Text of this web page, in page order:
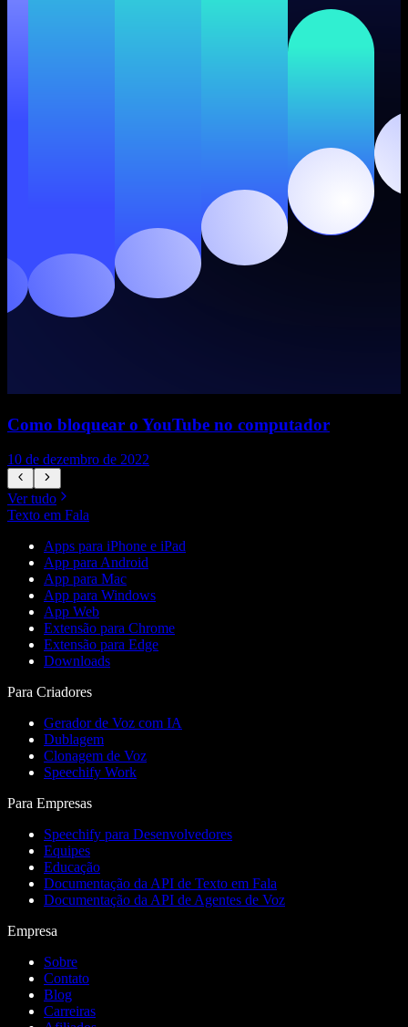
Como bloquear o YouTube no computador
10 de dezembro de 2022
Ver tudo
Texto em Fala
Apps para iPhone e iPad
App para Android
App para Mac
App para Windows
App Web
Extensão para Chrome
Extensão para Edge
Downloads
Para Criadores
Gerador de Voz com IA
Dublagem
Clonagem de Voz
Speechify Work
Para Empresas
Speechify para Desenvolvedores
Equipes
Educação
Documentação da API de Texto em Fala
Documentação da API de Agentes de Voz
Empresa
Sobre
Contato
Blog
Carreiras